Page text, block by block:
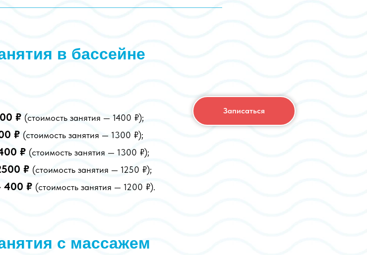
в бассейне
₽ (стоимость занятия — 1400 ₽);
₽ (стоимость занятия — 1300 ₽);
₽ (стоимость занятия — 1300 ₽);
₽ (стоимость занятия — 1250 ₽);
400 ₽ (стоимость занятия — 1200 ₽).
Записаться
с массажем